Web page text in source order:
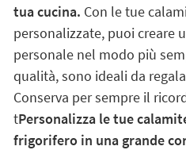
tua cucina. Con le tue
personalizzate, puoi creare
personale nel modo più
qualità, sono ideali da
Conserva per sempre il
tPersonalizza le tue
frigorifero in una grande